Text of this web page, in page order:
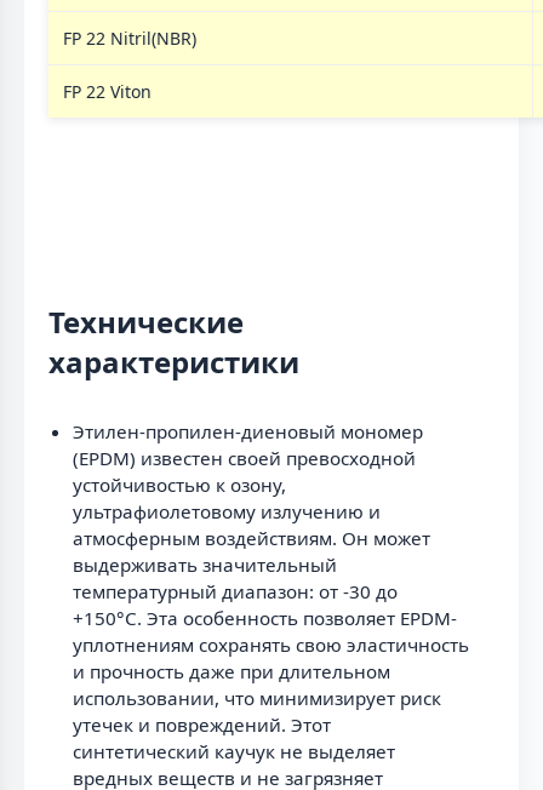
FP 22 Nitril(NBR)
FP 22 Viton
Технические
характеристики
Этилен-пропилен-диеновый мономер
(EPDM) известен своей превосходной
устойчивостью к озону,
ультрафиолетовому излучению и
атмосферным воздействиям. Он может
выдерживать значительный
температурный диапазон: от -30 до
+150°C. Эта особенность позволяет EPDM-
уплотнениям сохранять свою эластичность
и прочность даже при длительном
использовании, что минимизирует риск
утечек и повреждений. Этот
синтетический каучук не выделяет
вредных веществ и не загрязняет